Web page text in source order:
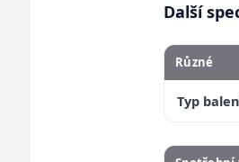
Další
Různé
Typ